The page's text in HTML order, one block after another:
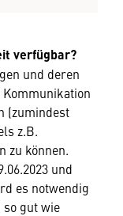
verfügbar?
und deren
(zumindest
z.B.
zu können.
und
es notwendig
gut wie